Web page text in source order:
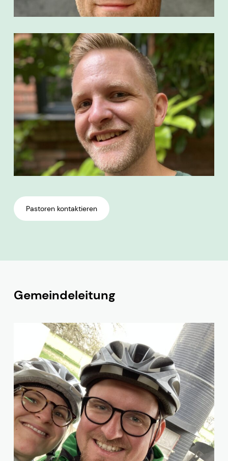
Simon Tews
Heiko Volz
Pastoren kontaktieren
Gemeindeleitung